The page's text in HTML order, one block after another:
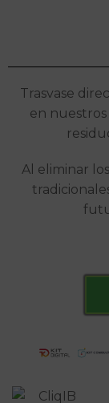
Trasvase
en nuestros
Al eliminar